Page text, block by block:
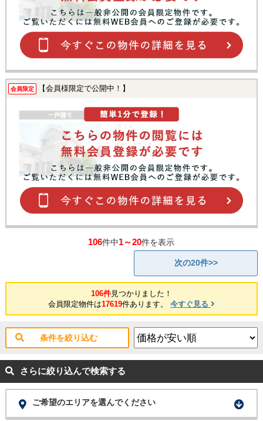
会員限定 【会員様限定で公開中！】
106件中1～20件を表示
次の20件>>
106件見つかりました！
会員限定物件は17619件あります。 今すぐ見る
条件を絞り込む
さらに絞り込んで検索する
ご希望のエリアを選んでください